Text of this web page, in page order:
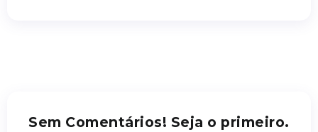
Sem Comentários! Seja o primeiro.